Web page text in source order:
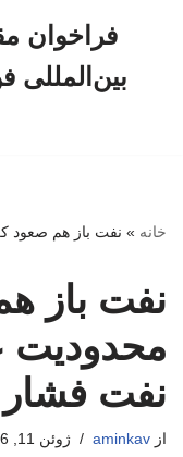
فراخوان
بین‌المللی
خانه » نفت باز هم صعود
نفت باز
محدودیت
نفت فشار
از aminkav ژوئن 11, 2026